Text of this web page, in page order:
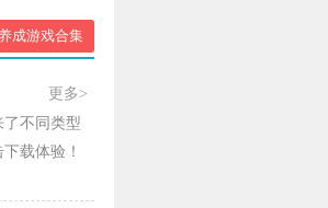
成游戏合集
更多>
不同类型
载体验！